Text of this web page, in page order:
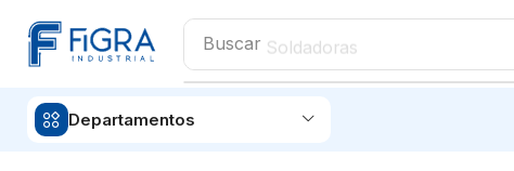
Buscar Soldadoras
Departamentos